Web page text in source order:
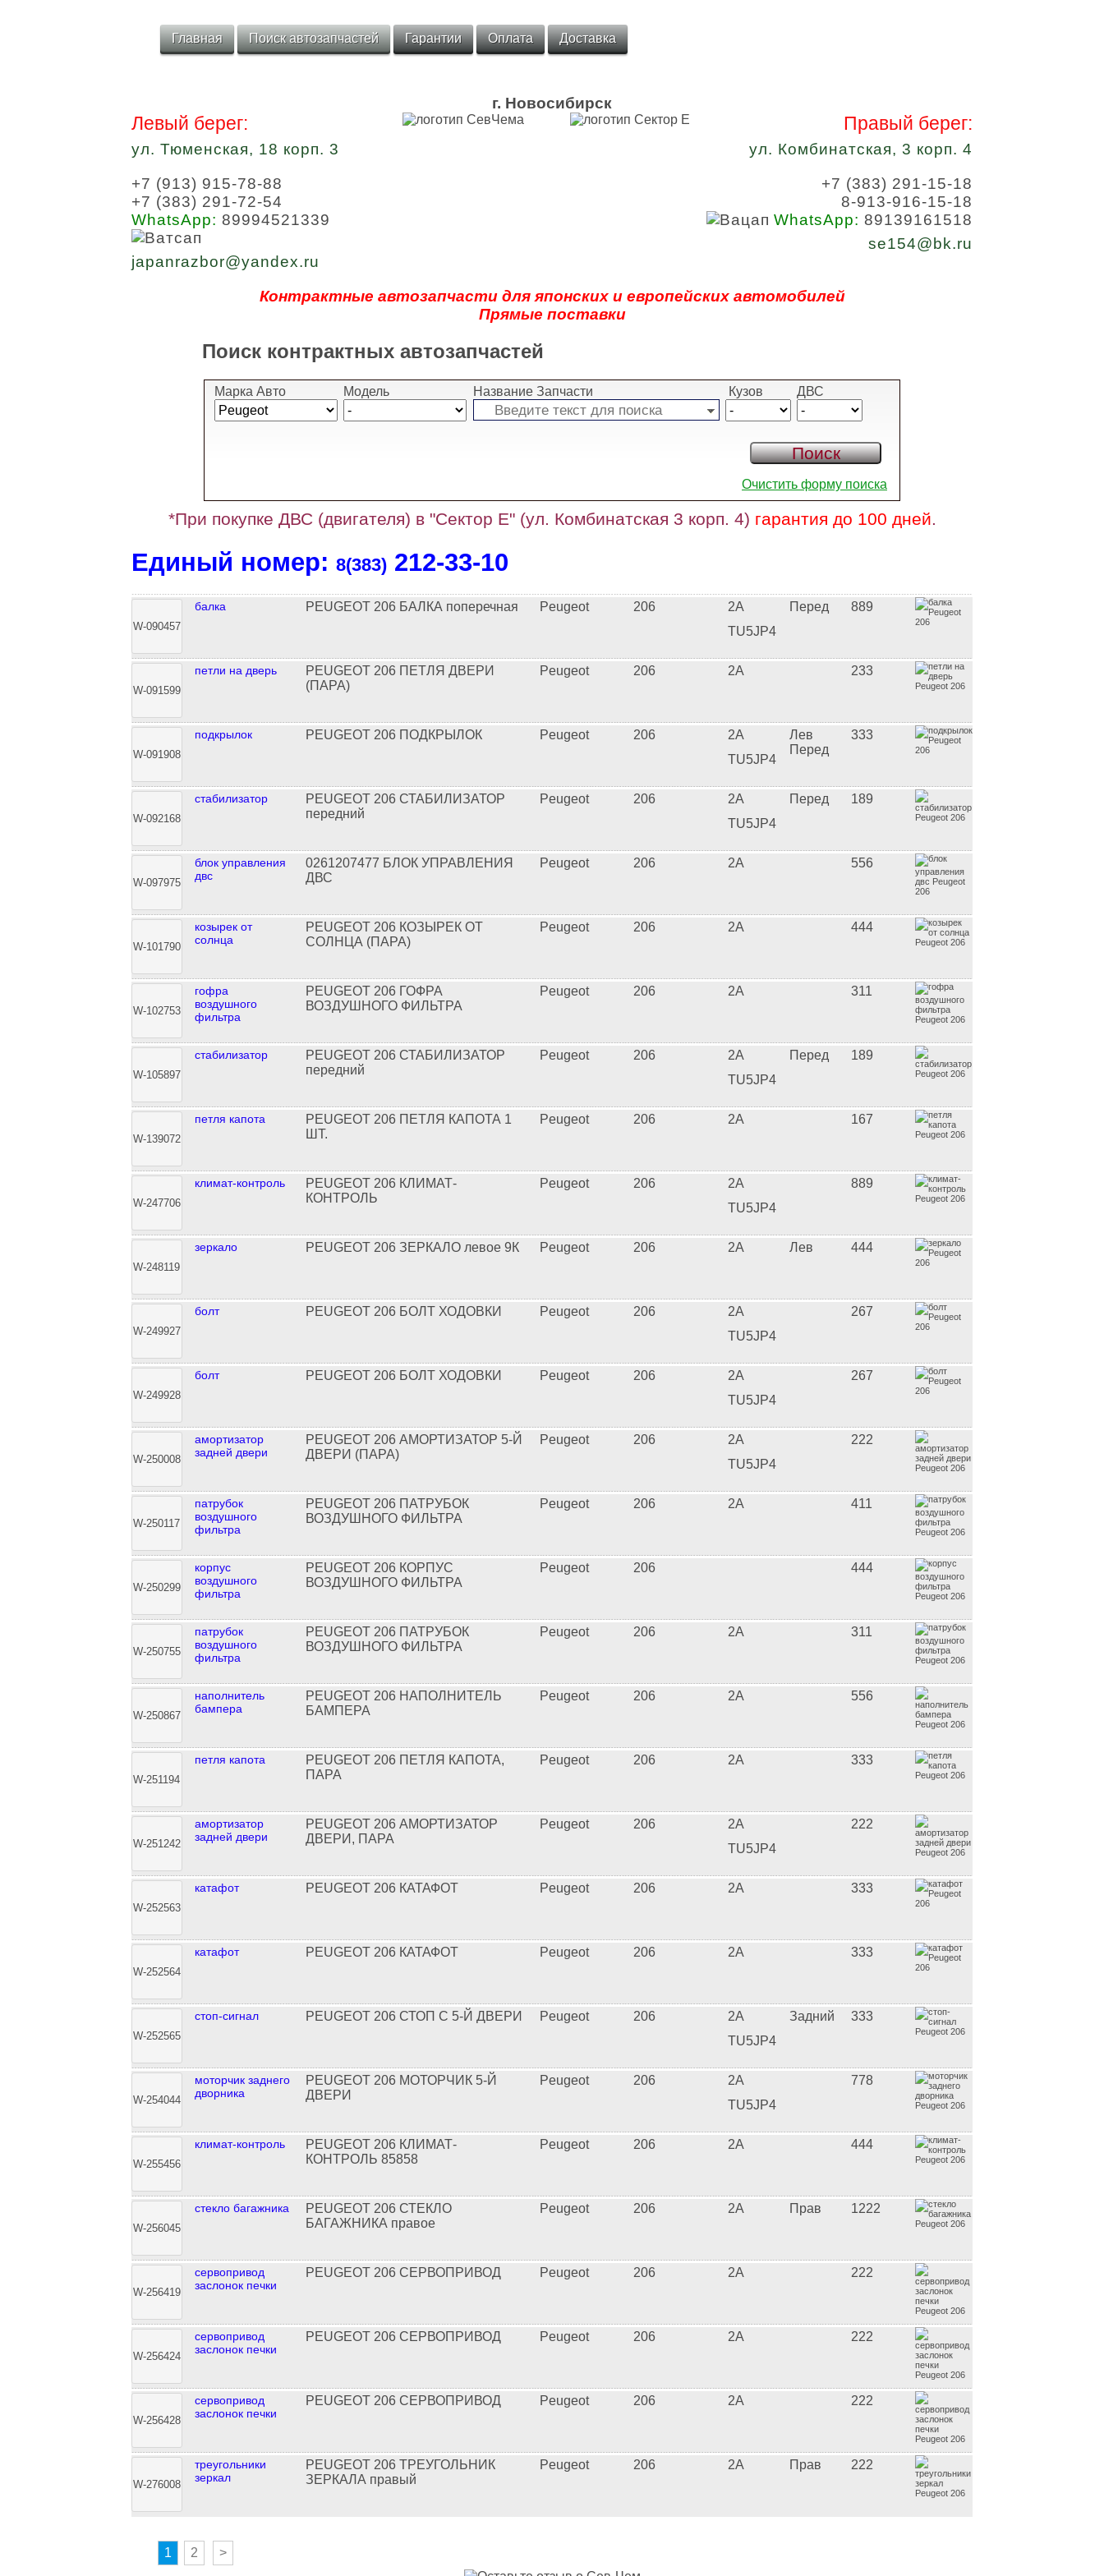
Главная Поиск автозапчастей Гарантии Оплата Доставка
г. Новосибирск
Левый берег:
ул. Тюменская, 18 корп. 3
+7 (913) 915-78-88
+7 (383) 291-72-54
WhatsApp: 89994521339
japanrazbor@yandex.ru
Правый берег:
ул. Комбинатская, 3 корп. 4
+7 (383) 291-15-18
8-913-916-15-18
WhatsApp: 89139161518
se154@bk.ru
Контрактные автозапчасти для японских и европейских автомобилей
Прямые поставки
Поиск контрактных автозапчастей
Марка Авто Модель Название Запчасти Кузов ДВС
Очистить форму поиска
*При покупке ДВС (двигателя) в "Сектор Е" (ул. Комбинатская 3 корп. 4) гарантия до 100 дней.
Единый номер: 8(383) 212‑33‑10
W-090457
балка PEUGEOT 206 БАЛКА поперечная Peugeot 206
2A
TU5JP4
Перед 889
W-091599
петли на дверь
PEUGEOT 206 ПЕТЛЯ ДВЕРИ
(ПАРА)
Peugeot 206 2A 233
W-091908
подкрылок PEUGEOT 206 ПОДКРЫЛОК Peugeot 206
2A
TU5JP4
Лев
Перед
333
W-092168
стабилизатор
PEUGEOT 206 СТАБИЛИЗАТОР
передний
Peugeot 206
2A
TU5JP4
Перед 189
W-097975
блок управления
двс
0261207477 БЛОК УПРАВЛЕНИЯ
ДВС
Peugeot 206 2A 556
W-101790
козырек от
солнца
PEUGEOT 206 КОЗЫРЕК ОТ
СОЛНЦА (ПАРА)
Peugeot 206 2A 444
W-102753
гофра
воздушного
фильтра
PEUGEOT 206 ГОФРА
ВОЗДУШНОГО ФИЛЬТРА
Peugeot 206 2A 311
W-105897
стабилизатор
PEUGEOT 206 СТАБИЛИЗАТОР
передний
Peugeot 206
2A
TU5JP4
Перед 189
W-139072
петля капота
PEUGEOT 206 ПЕТЛЯ КАПОТА 1
ШТ.
Peugeot 206 2A 167
W-247706
климат-контроль
PEUGEOT 206 КЛИМАТ-
КОНТРОЛЬ
Peugeot 206
2A
TU5JP4
889
W-248119
зеркало PEUGEOT 206 ЗЕРКАЛО левое 9К Peugeot 206 2A Лев 444
W-249927
болт PEUGEOT 206 БОЛТ ХОДОВКИ Peugeot 206
2A
TU5JP4
267
W-249928
болт PEUGEOT 206 БОЛТ ХОДОВКИ Peugeot 206
2A
TU5JP4
267
W-250008
амортизатор
задней двери
PEUGEOT 206 АМОРТИЗАТОР 5-Й
ДВЕРИ (ПАРА)
Peugeot 206
2A
TU5JP4
222
W-250117
патрубок
воздушного
фильтра
PEUGEOT 206 ПАТРУБОК
ВОЗДУШНОГО ФИЛЬТРА
Peugeot 206 2A 411
W-250299
корпус
воздушного
фильтра
PEUGEOT 206 КОРПУС
ВОЗДУШНОГО ФИЛЬТРА
Peugeot 206 444
W-250755
патрубок
воздушного
фильтра
PEUGEOT 206 ПАТРУБОК
ВОЗДУШНОГО ФИЛЬТРА
Peugeot 206 2A 311
W-250867
наполнитель
бампера
PEUGEOT 206 НАПОЛНИТЕЛЬ
БАМПЕРА
Peugeot 206 2A 556
W-251194
петля капота
PEUGEOT 206 ПЕТЛЯ КАПОТА,
ПАРА
Peugeot 206 2A 333
W-251242
амортизатор
задней двери
PEUGEOT 206 АМОРТИЗАТОР
ДВЕРИ, ПАРА
Peugeot 206
2A
TU5JP4
222
W-252563
катафот PEUGEOT 206 КАТАФОТ Peugeot 206 2A 333
W-252564
катафот PEUGEOT 206 КАТАФОТ Peugeot 206 2A 333
W-252565
стоп-сигнал PEUGEOT 206 СТОП С 5-Й ДВЕРИ Peugeot 206
2A
TU5JP4
Задний 333
W-254044
моторчик заднего
дворника
PEUGEOT 206 МОТОРЧИК 5-Й
ДВЕРИ
Peugeot 206
2A
TU5JP4
778
W-255456
климат-контроль
PEUGEOT 206 КЛИМАТ-
КОНТРОЛЬ 85858
Peugeot 206 2A 444
W-256045
стекло багажника
PEUGEOT 206 СТЕКЛО
БАГАЖНИКА правое
Peugeot 206 2A Прав 1222
W-256419
сервопривод
заслонок печки
PEUGEOT 206 СЕРВОПРИВОД Peugeot 206 2A 222
W-256424
сервопривод
заслонок печки
PEUGEOT 206 СЕРВОПРИВОД Peugeot 206 2A 222
W-256428
сервопривод
заслонок печки
PEUGEOT 206 СЕРВОПРИВОД Peugeot 206 2A 222
W-276008
треугольники
зеркал
PEUGEOT 206 ТРЕУГОЛЬНИК
ЗЕРКАЛА правый
Peugeot 206 2A Прав 222
1 2 >